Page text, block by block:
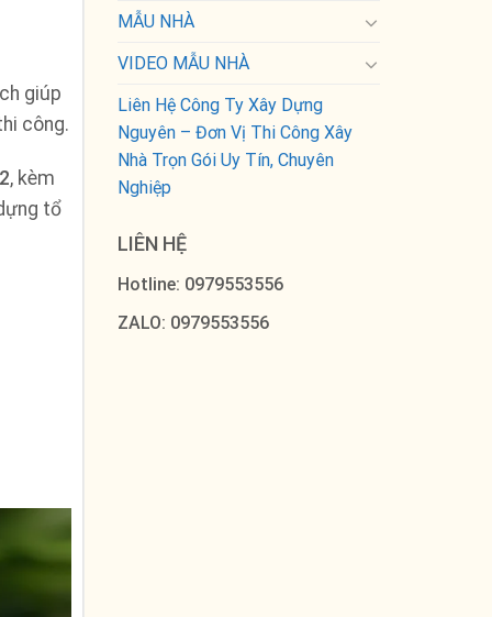
giúp
công.
, kèm
tổ
MẪU NHÀ
VIDEO MẪU NHÀ
Liên Hệ Công Ty Xây Dựng
Nguyên – Đơn Vị Thi Công Xây
Nhà Trọn Gói Uy Tín, Chuyên
Nghiệp
LIÊN HỆ
Hotline: 0979553556
ZALO: 0979553556